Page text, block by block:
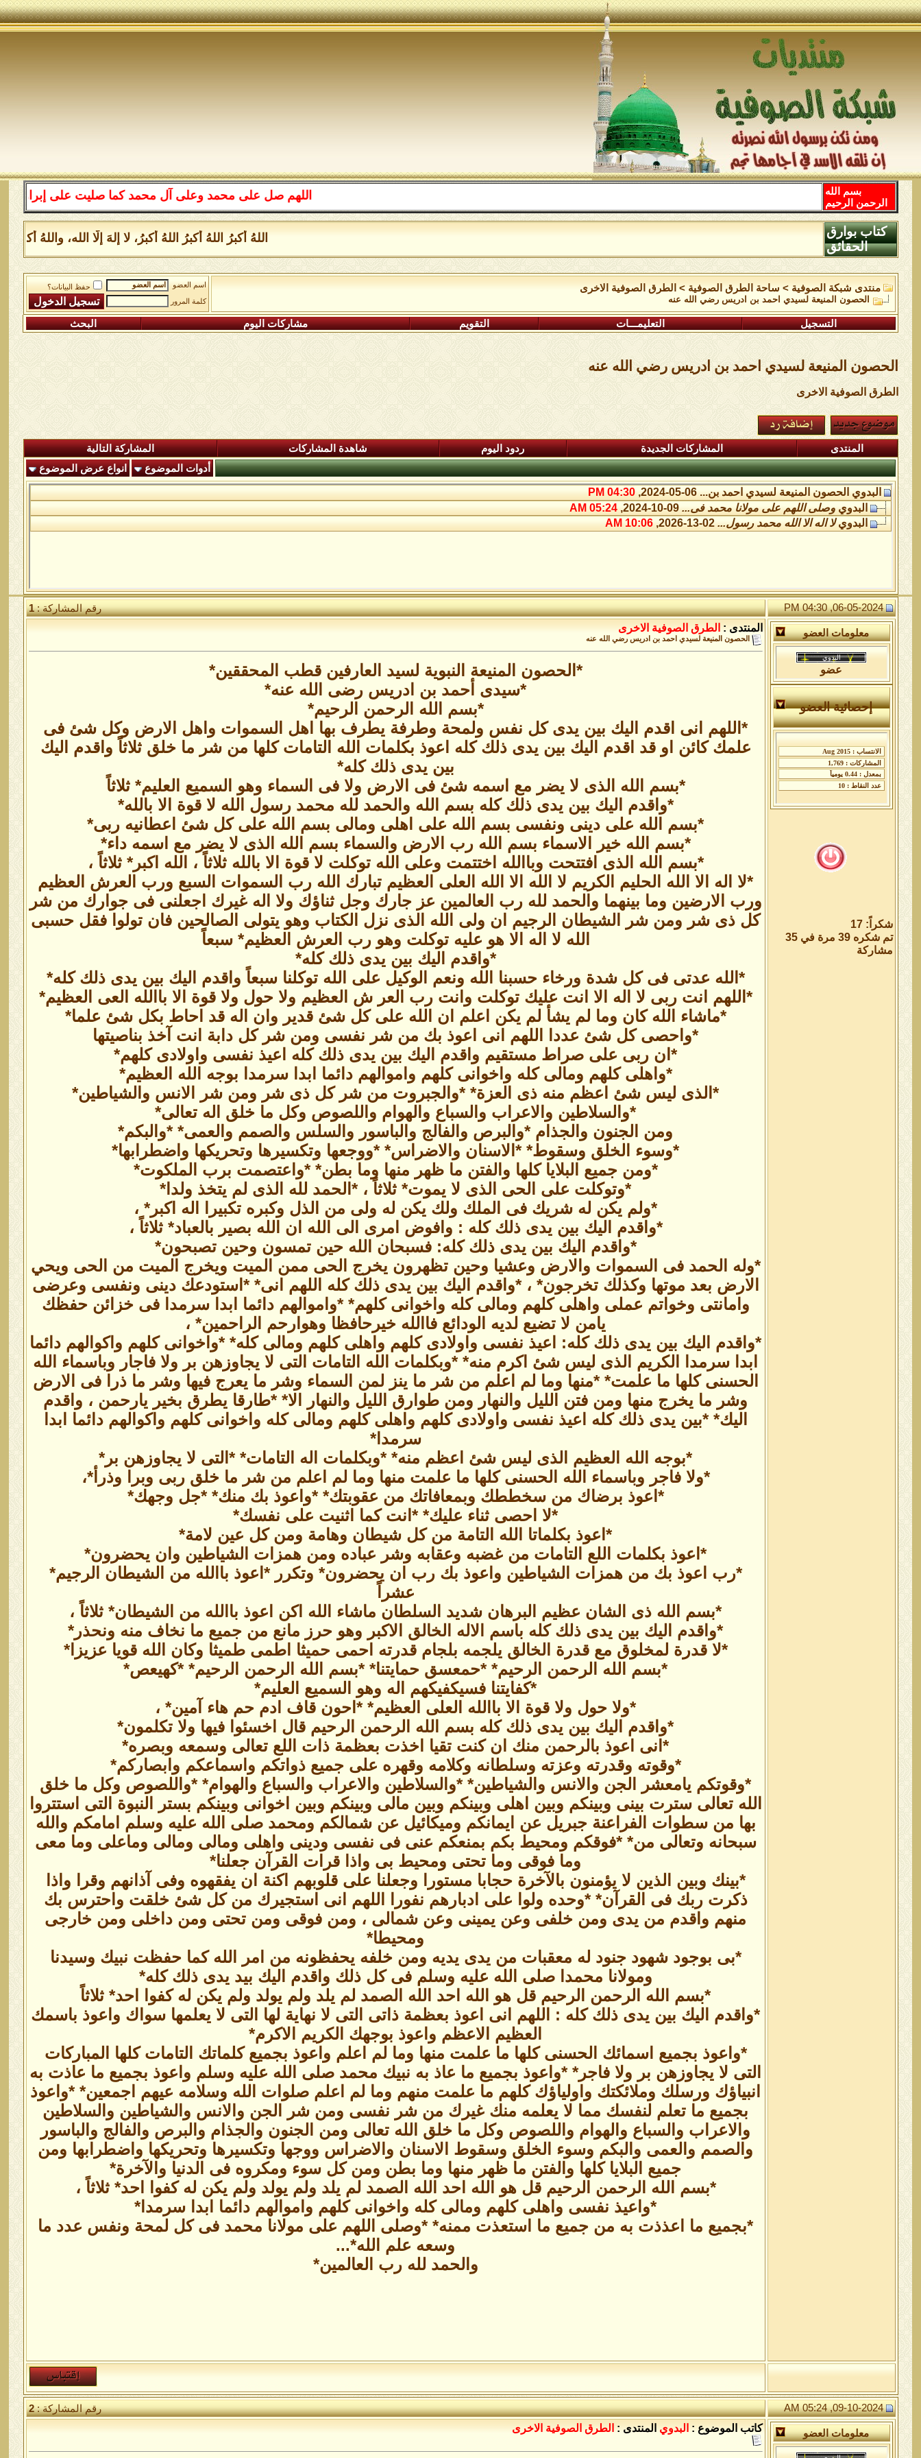
اللهم صل على محمد وعلى آل محمد كما صليت على إبراهيم وعلى آل
بسم الله
الرحمن الرحيم
اللهُ أكبرُ اللهُ أكبرُ اللهُ أكبرُ، لا إلهَ إلَّا الله، واللهُ أكبر
كتاب بوارق
الحقائق
منتدى شبكة الصوفية > ساحة الطرق الصوفية > الطرق الصوفية الاخرى
الحصون المنيعة لسيدي احمد بن ادريس رضي الله عنه
اسم العضو
حفظ البيانات؟
كلمة المرور
التسجيل التعليمـــات التقويم مشاركات اليوم البحث
الحصون المنيعة لسيدي احمد بن ادريس رضي الله عنه
الطرق الصوفية الاخرى
المنتدى المشاركات الجديدة ردود اليوم شاهدة المشاركات
المشاركة التالية
أدوات الموضوع
انواع عرض الموضوع
البدوي الحصون المنيعة لسيدي احمد بن...06-05-2024,
04:30 PM
البدوي وصلى اللهم على مولانا محمد فى...09-10-2024,
05:24 AM
البدوي لا اله الا الله محمد رسول...02-13-2026,
10:06 AM
06-05-2024, 04:30 PM رقم المشاركة :1
معلومات العضو
عضو
إحصائية العضو
شكراً: 17
تم شكره 39 مرة في 35
مشاركة
المنتدى : الطرق الصوفية الاخرى
الحصون المنيعة لسيدي احمد بن ادريس رضي الله عنه
*الحصون المنيعة النبوية لسيد العارفين قطب المحققين*
*سيدى أحمد بن ادريس رضى الله عنه*
*بسم الله الرحمن الرحيم*
*اللهم انى اقدم اليك بين يدى كل نفس ولمحة وطرفة يطرف بها اهل السموات واهل الارض وكل شئ فى
علمك كائن او قد اقدم اليك بين يدى ذلك كله اعوذ بكلمات الله التامات كلها من شر ما خلق ثلاثاً واقدم اليك
بين يدى ذلك كله*
*بسم الله الذى لا يضر مع اسمه شئ فى الارض ولا فى السماء وهو السميع العليم* ثلاثاً
*واقدم اليك بين يدى ذلك كله بسم الله والحمد لله محمد رسول الله لا قوة الا بالله*
*بسم الله على دينى ونفسى بسم الله على اهلى ومالى بسم الله على كل شئ اعطانيه ربى*
*بسم الله خير الاسماء بسم الله رب الارض والسماء بسم الله الذى لا يضر مع اسمه داء*
*بسم الله الذى افتتحت وباالله اختتمت وعلى الله توكلت لا قوة الا بالله ثلاثاً ، الله اكبر* ثلاثاً ،
*لا اله الا الله الحليم الكريم لا الله الا الله العلى العظيم تبارك الله رب السموات السبع ورب العرش العظيم
ورب الارضين وما بينهما والحمد لله رب العالمين عز جارك وجل ثناؤك ولا اله غيرك اجعلنى فى جوارك من شر
كل ذى شر ومن شر الشيطان الرجيم ان ولى الله الذى نزل الكتاب وهو يتولى الصالحين فان تولوا فقل حسبى
الله لا اله الا هو عليه توكلت وهو رب العرش العظيم* سبعاً
*واقدم اليك بين يدى ذلك كله*
*الله عدتى فى كل شدة ورخاء حسبنا الله ونعم الوكيل على الله توكلنا سبعاً واقدم اليك بين يدى ذلك كله*
*اللهم انت ربى لا اله الا انت عليك توكلت وانت رب العر ش العظيم ولا حول ولا قوة الا باالله العى العظيم*
*ماشاء الله كان وما لم يشأ لم يكن اعلم ان الله على كل شئ قدير وان اله قد احاط بكل شئ علما*
*واحصى كل شئ عددا اللهم انى اعوذ بك من شر نفسى ومن شر كل دابة انت آخذ بناصيتها
*ان ربى على صراط مستقيم واقدم اليك بين يدى ذلك كله اعيذ نفسى واولادى كلهم*
*واهلى كلهم ومالى كله واخوانى كلهم واموالهم دائما ابدا سرمدا بوجه الله العظيم*
*الذى ليس شئ اعظم منه ذى العزة* *والجبروت من شر كل ذى شر ومن شر الانس والشياطين*
*والسلاطين والاعراب والسباع والهوام واللصوص وكل ما خلق اله تعالى*
ومن الجنون والجذام *والبرص والفالج والباسور والسلس والصمم والعمى* *والبكم*
*وسوء الخلق وسقوط* *الاسنان والاضراس* *ووجعها وتكسيرها وتحريكها واضطرابها*
*ومن جميع البلايا كلها والفتن ما ظهر منها وما بطن* *واعتصمت برب الملكوت*
*وتوكلت على الحى الذى لا يموت* ثلاثاً ، *الحمد لله الذى لم يتخذ ولدا*
*ولم يكن له شريك فى الملك ولك يكن له ولى من الذل وكبره تكبيرا اله اكبر* ،
*واقدم اليك بين يدى ذلك كله : وافوض امرى الى الله ان الله بصير بالعباد* ثلاثاً ،
*واقدم اليك بين يدى ذلك كله: فسبحان الله حين تمسون وحين تصبحون*
*وله الحمد فى السموات والارض وعشيا وحين تظهرون يخرج الحى ممن الميت ويخرج الميت من الحى ويحي
الارض بعد موتها وكذلك تخرجون* ، *واقدم اليك بين يدى ذلك كله اللهم انى* *استودعك دينى ونفسى وعرضى
وامانتى وخواتم عملى واهلى كلهم ومالى كله واخوانى كلهم* *واموالهم دائما ابدا سرمدا فى خزائن حفظك
يامن لا تضيع لديه الودائع فاالله خيرحافظا وهوارحم الراحمين* ،
*واقدم اليك بين يدى ذلك كله: اعيذ نفسى واولادى كلهم واهلى كلهم ومالى كله* *واخوانى كلهم واكوالهم دائما
ابدا سرمدا الكريم الذى ليس شئ اكرم منه* *وبكلمات الله التامات التى لا يجاوزهن بر ولا فاجار وباسماء الله
الحسنى كلها ما علمت* *منها وما لم اعلم من شر ما ينز لمن السماء وشر ما يعرج فيها وشر ما ذرا فى الارض
وشر ما يخرج منها ومن فتن الليل والنهار ومن طوارق الليل والنهار الا* *طارقا يطرق بخير يارحمن ، واقدم
اليك* *بين يدى ذلك كله اعيذ نفسى واولادى كلهم واهلى كلهم ومالى كله واخوانى كلهم واكوالهم دائما ابدا
سرمدا*
*بوجه الله العظيم الذى ليس شئ اعظم منه* *وبكلمات اله التامات* *التى لا يجاوزهن بر*
*ولا فاجر وباسماء الله الحسنى كلها ما علمت منها وما لم اعلم من شر ما خلق ربى وبرا وذرأ*،
*اعوذ برضاك من سخططك وبمعافاتك من عقوبتك* *واعوذ بك منك* *جل وجهك*
*لا احصى ثناء عليك* *انت كما اثنيت على نفسك*
*اعوذ بكلماتا الله التامة من كل شيطان وهامة ومن كل عين لامة*
*اعوذ بكلمات اللع التامات من غضبه وعقابه وشر عباده ومن همزات الشياطين وان يحضرون*
*رب اعوذ بك من همزات الشياطين واعوذ بك رب ان يحضرون* وتكرر *اعوذ باالله من الشيطان الرجيم*
عشراً
*بسم الله ذى الشان عظيم البرهان شديد السلطان ماشاء الله اكن اعوذ باالله من الشيطان* ثلاثاً ،
*واقدم اليك بين يدى ذلك كله باسم الاله الخالق الاكبر وهو حرز مانع من جميع ما نخاف منه ونحذر*
*لا قدرة لمخلوق مع قدرة الخالق يلجمه بلجام قدرته احمى حميثا اطمى طميثا وكان الله قويا عزيزا*
*بسم الله الرحمن الرحيم* *حمعسق حمايتنا* *بسم الله الرحمن الرحيم* *كهيعص*
*كفايتنا فسيكفيكهم اله وهو السميع العليم*
*ولا حول ولا قوة الا باالله العلى العظيم* *احون قاف ادم حم هاء آمين* ،
*واقدم اليك بين يدى ذلك كله بسم الله الرحمن الرحيم قال اخسئوا فيها ولا تكلمون*
*انى اعوذ بالرحمن منك ان كنت تقيا اخذت بعظمة ذات اللع تعالى وسمعه وبصره*
*وقوته وقدرته وعزته وسلطانه وكلامه وقهره على جميع ذواتكم واسماعكم وابصاركم*
*وقوتكم يامعشر الجن والانس والشياطين* *والسلاطين والاعراب والسباع والهوام* *واللصوص وكل ما خلق
الله تعالى سترت بينى وبينكم وبين اهلى وبينكم وبين مالى وبينكم وبين اخوانى وبينكم بستر النبوة التى استتروا
بها من سطوات الفراعنة جبريل عن ايمانكم وميكائيل عن شمالكم ومحمد صلى الله عليه وسلم امامكم والله
سبحانه وتعالى من* *فوقكم ومحيط بكم بمنعكم عنى فى نفسى ودينى واهلى ومالى ومالى وماعلى وما معى
وما فوقى وما تحتى ومحيط بى واذا قرات القرآن جعلنا*
*بينك وبين الذين لا يؤمنون بالآخرة حجابا مستورا وجعلنا على قلوبهم اكنة ان يفقهوه وفى آذانهم وقرا واذا
ذكرت ربك فى القرآن* *وحده ولوا على ادبارهم نفورا اللهم انى استجيرك من كل شئ خلقت واحترس بك
منهم واقدم من يدى ومن خلفى وعن يمينى وعن شمالى ، ومن فوقى ومن تحتى ومن داخلى ومن خارجى
ومحيطا*
*بى بوجود شهود جنود له معقبات من يدى يديه ومن خلفه يحفظونه من امر الله كما حفظت نبيك وسيدنا
ومولانا محمدا صلى الله عليه وسلم فى كل ذلك واقدم اليك بيد يدى ذلك كله*
*بسم الله الرحمن الرحيم قل هو الله احد الله الصمد لم يلد ولم يولد ولم يكن له كفوا احد* ثلاثاً
*واقدم اليك بين يدى ذلك كله : اللهم انى اعوذ بعظمة ذاتى التى لا نهاية لها التى لا يعلمها سواك واعوذ باسمك
العظيم الاعظم واعوذ بوجهك الكريم الاكرم*
*واعوذ بجميع اسمائك الحسنى كلها ما علمت منها وما لم اعلم واعوذ بجميع كلماتك التامات كلها المباركات
التى لا يجاوزهن بر ولا فاجر* *واعوذ بجميع ما عاذ به نبيك محمد صلى الله عليه وسلم واعوذ بجميع ما عاذت به
انبياؤك ورسلك وملائكتك واولياؤك كلهم ما علمت منهم وما لم اعلم صلوات الله وسلامه عيهم اجمعين* *واعوذ
بجميع ما تعلم لنفسك مما لا يعلمه منك غيرك من شر نفسى ومن شر الجن والانس والشياطين والسلاطين
والاعراب والسباع والهوام واللصوص وكل ما خلق الله تعالى ومن الجنون والجذام والبرص والفالج والباسور
والصمم والعمى والبكم وسوء الخلق وسقوط الاسنان والاضراس ووجها وتكسيرها وتحريكها واضطرابها ومن
جميع البلايا كلها والفتن ما ظهر منها وما بطن ومن كل سوء ومكروه فى الدنيا والآخرة*
*بسم الله الرحمن الرحيم قل هو الله احد الله الصمد لم يلد ولم يولد ولم يكن له كفوا احد* ثلاثاً ،
*واعيذ نفسى واهلى كلهم ومالى كله واخوانى كلهم واموالهم دائما ابدا سرمدا*
*بجميع ما اعذذت به من جميع ما استعذت ممنه* *وصلى اللهم على مولانا محمد فى كل لمحة ونفس عدد ما
وسعه علم الله*...
والحمد لله رب العالمين*
09-10-2024, 05:24 AM رقم المشاركة :2
معلومات العضو كاتب الموضوع : البدوي المنتدى : الطرق الصوفية الاخرى